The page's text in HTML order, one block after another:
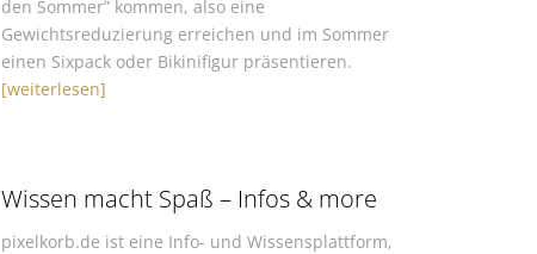
den Sommer” kommen, also eine
Gewichtsreduzierung erreichen und im Sommer
einen Sixpack oder Bikinifigur präsentieren.
[weiterlesen]
Wissen macht Spaß – Infos & more
pixelkorb.de ist eine Info- und Wissensplattform,